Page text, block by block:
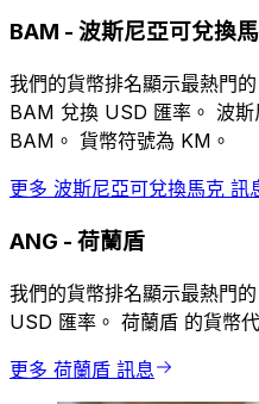
BAM - 波斯尼亞可兌換
我們的貨幣排名顯示最熱門
BAM 兌換 USD 匯率。 波
BAM。 貨幣符號為 KM。
更多 波斯尼亞可兌換馬克 訊
ANG - 荷蘭盾
我們的貨幣排名顯示最熱門
USD 匯率。 荷蘭盾 的貨幣
更多 荷蘭盾 訊息